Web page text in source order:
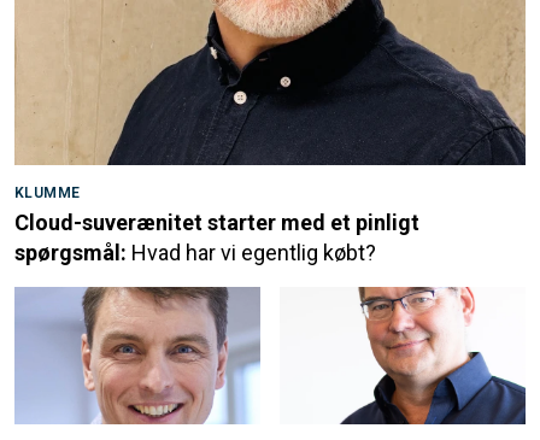
KLUMME
Cloud-suverænitet starter med et pinligt
spørgsmål: Hvad har vi egentlig købt?